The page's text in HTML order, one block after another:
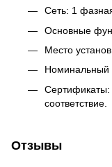
Сеть: 1
Основные
Место
Номинальный
соответствие.
Отзывы